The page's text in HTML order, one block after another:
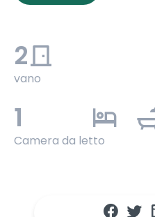
2
vano
1
Camera da letto